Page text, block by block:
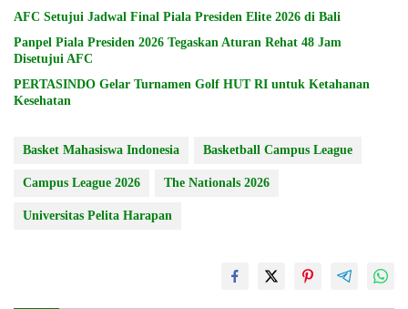
AFC Setujui Jadwal Final Piala Presiden Elite 2026 di Bali
Panpel Piala Presiden 2026 Tegaskan Aturan Rehat 48 Jam
Disetujui AFC
PERTASINDO Gelar Turnamen Golf HUT RI untuk Ketahanan
Kesehatan
Basket Mahasiswa Indonesia Basketball Campus League
Campus League 2026 The Nationals 2026
Universitas Pelita Harapan